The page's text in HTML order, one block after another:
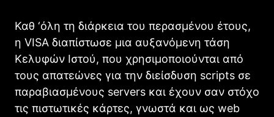
Καθ ‘όλη τη διάρκεια του περασμένου έτους,
η VISA διαπίστωσε μια αυξανόμενη τάση
Κελυφών Ιστού, που χρησιμοποιούνται από
τους απατεώνες για την διείσδυση scripts σε
παραβιασμένους servers και έχουν σαν στόχο
τις πιστωτικές κάρτες, γνωστά και ως web